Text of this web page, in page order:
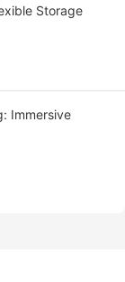
Storage
Immersive